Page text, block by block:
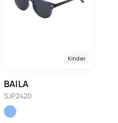
Kinder
BAILA
SJP2420